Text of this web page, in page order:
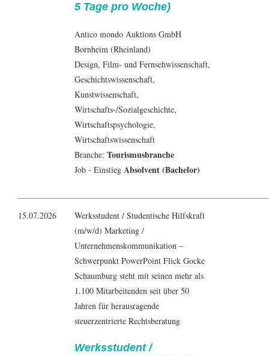
5 Tage pro Woche)
Antico mondo Auktions GmbH
Bornheim (Rheinland)
Design, Film- und Fernsehwissenschaft,
Geschichtswissenschaft,
Kunstwissenschaft,
Wirtschafts-/Sozialgeschichte,
Wirtschaftspsychologie,
Wirtschaftswissenschaft
Branche: Tourismusbranche
Job - Einstieg Absolvent (Bachelor)
15.07.2026
Werksstudent / Studentische Hilfskraft
(m/w/d) Marketing /
Unternehmenskommunikation –
Schwerpunkt PowerPoint Flick Gocke
Schaumburg steht mit seinen mehr als
1.100 Mitarbeitenden seit über 50
Jahren für herausragende
steuerzentrierte Rechtsberatung
Werksstudent /